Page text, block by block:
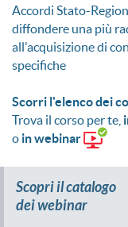
Accordi Stato-
diffondere una più
all'acquisizione di
specifiche
Scorri l'elenco dei
Trova il corso per te,
o in webinar
Scopri il catalogo
dei webinar